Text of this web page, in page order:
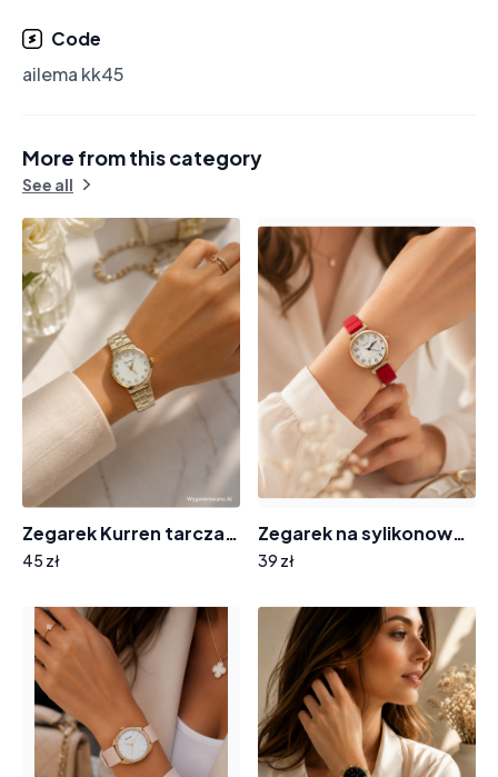
Code
ailema kk45
More from this category
See all
Zegarek Kurren tarcza cyrkonie F-7721
45 zł
Zegarek na sylikonowym pasku 8004 tarcza cyferki cyrkonie
39 zł